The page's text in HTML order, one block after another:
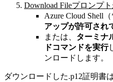
Download Fileプロンプ
Azure Cloud Shell
アップが許可され
または、 ターミナ
ドコマンドを実行
ンロードします。
ダウンロードした.p12証明書